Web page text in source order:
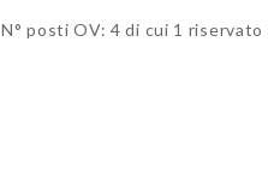
N° posti OV: 4 di cui 1